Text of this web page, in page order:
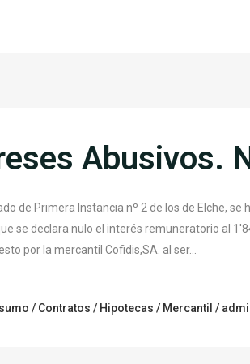
Abusivos.
de Primera Instancia nº 2 de los de Elche,
se declara nulo el interés remuneratorio al
por la mercantil Cofidis,SA. al ser...
/ Contratos / Hipotecas / Mercantil /